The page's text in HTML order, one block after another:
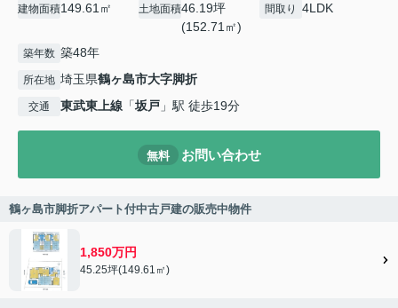
建物面積149.61㎡ 土地面積46.19坪
(152.71㎡)
間取り 4LDK
築年数 築48年
所在地 埼玉県鶴ヶ島市大字脚折
交通 東武東上線 「坂戸 」駅 徒歩19分
無料 お問い合わせ
鶴ヶ島市脚折アパート付中古戸建の販売中物件
1,850万円
45.25坪(149.61㎡)